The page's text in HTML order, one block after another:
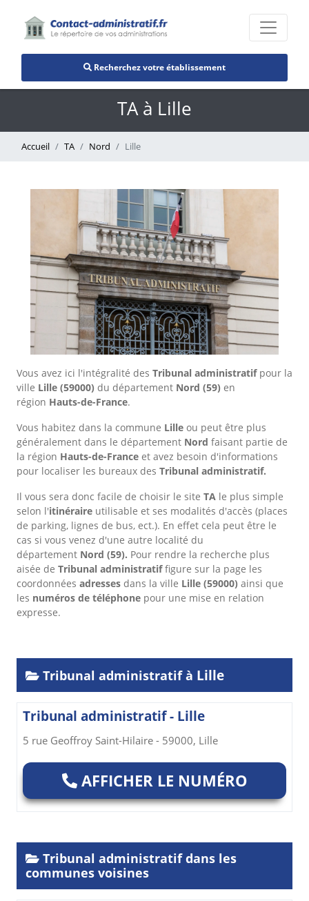
Recherchez votre établissement
TA à Lille
Accueil TA Nord Lille
Vous avez ici l'intégralité des Tribunal administratifpour la
ville Lille (59000) du département Nord (59) en
région Hauts-de-France.
Vous habitez dans la commune Lille ou peut être plus
généralement dans le département Nord faisant partie de
la région Hauts-de-France et avez besoin d'informations
pour localiser les bureaux des Tribunal administratif.
Il vous sera donc facile de choisir le site TA le plus simple
selon l'itinéraire utilisable et ses modalités d'accès (places
de parking, lignes de bus, ect.). En effet cela peut être le
cas si vous venez d'une autre localité du
département Nord (59). Pour rendre la recherche plus
aisée de Tribunal administratiffigure sur la page les
coordonnées adresses dans la ville Lille (59000) ainsi que
les numéros de téléphone pour une mise en relation
expresse.
Tribunal administratif à Lille
Tribunal administratif - Lille
5 rue Geoffroy Saint-Hilaire - 59000, Lille
AFFICHER LE NUMÉRO
Tribunal administratif dans les
communes voisines